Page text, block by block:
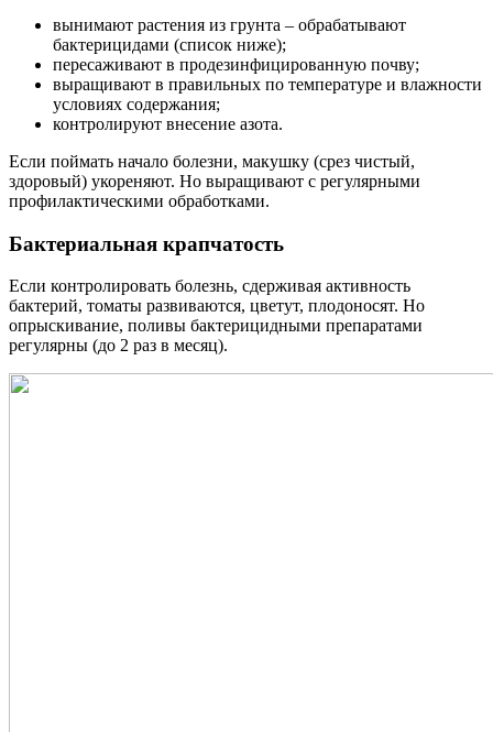
вынимают растения из грунта – обрабатывают
бактерицидами (список ниже);
пересаживают в продезинфицированную почву;
выращивают в правильных по температуре и влажности
условиях содержания;
контролируют внесение азота.
Если поймать начало болезни, макушку (срез чистый,
здоровый) укореняют. Но выращивают с регулярными
профилактическими обработками.
Бактериальная крапчатость
Если контролировать болезнь, сдерживая активность
бактерий, томаты развиваются, цветут, плодоносят. Но
опрыскивание, поливы бактерицидными препаратами
регулярны (до 2 раз в месяц).